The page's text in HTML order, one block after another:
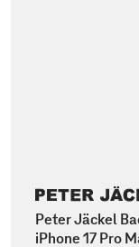
Peter Jäckel
iPhone 17 Pro